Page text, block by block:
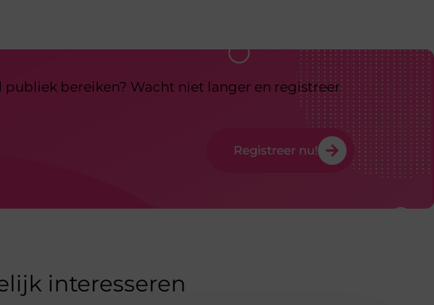
bereiken? Wacht niet langer en registreer
Registreer nu!
interesseren